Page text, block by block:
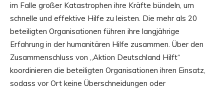
im Falle großer Katastrophen ihre Kräfte bündeln, um
schnelle und effektive Hilfe zu leisten. Die mehr als 20
beteiligten Organisationen führen ihre langjährige
Erfahrung in der humanitären Hilfe zusammen. Über den
Zusammenschluss von „Aktion Deutschland Hilft“
koordinieren die beteiligten Organisationen ihren Einsatz,
sodass vor Ort keine Überschneidungen oder